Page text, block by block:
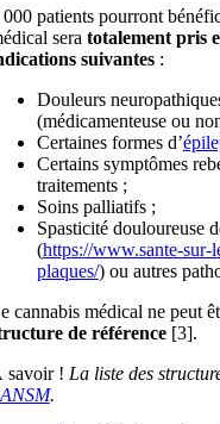
patients pourront
sera totalement pris
suivantes :
Douleurs
(médicamenteuse ou
Certaines formes d’
Certains symptômes
traitements ;
Soins palliatifs ;
Spasticité douloureuse
(https://www.sante-sur-
plaques/) ou autres
cannabis médical ne peut
de référence[3].
savoir ! La liste des
.